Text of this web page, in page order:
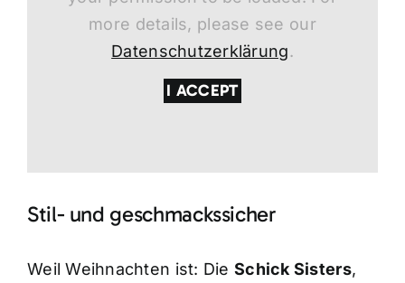
more details, please see our
Datenschutzerklärung.
I ACCEPT
Stil- und geschmackssicher
Weil Weihnachten ist: DieSchick Sisters,